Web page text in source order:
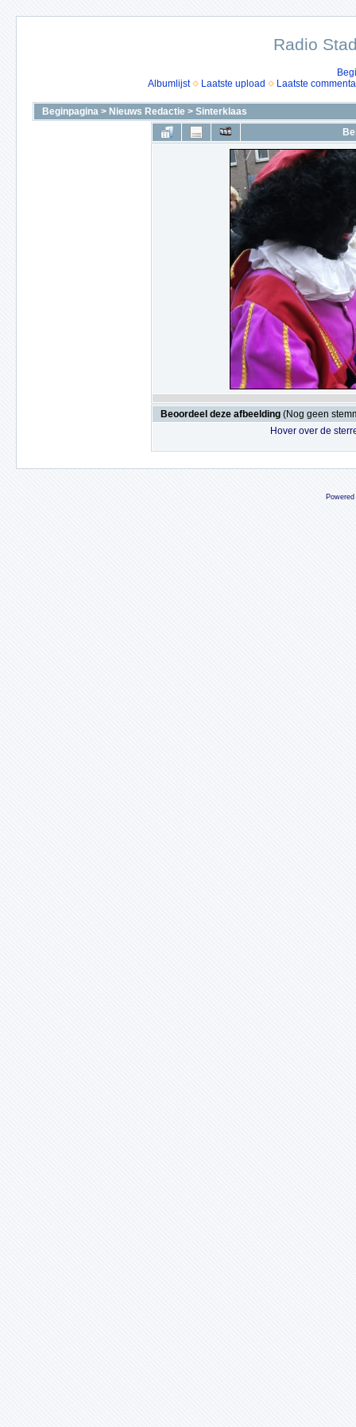
Radio
Albumlijst
Laatste upload Laatste
Beginpagina > Nieuws Redactie > Sinterklaas
Beoordeel deze afbeelding (Nog geen
Hover over de